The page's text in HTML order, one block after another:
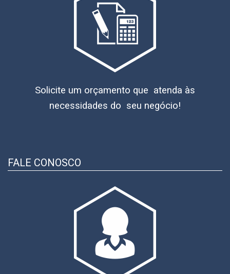
Solicite um orçamento que atenda às
necessidades do seu negócio!
FALE CONOSCO